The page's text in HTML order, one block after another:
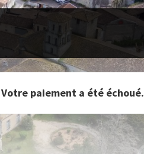
Votre paiement a été échoué.